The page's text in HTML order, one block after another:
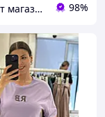
Інтернет магазин Beatrissa-shop 98%